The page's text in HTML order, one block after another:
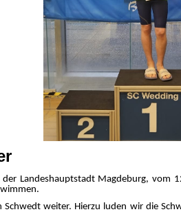
Landeshauptstadt Magdeburg,
Becken schwimmen.
weiter. Hierzu luden wir die